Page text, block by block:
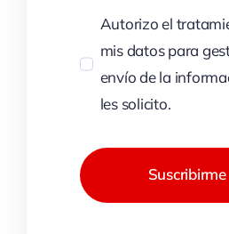
Autorizo el
mis datos para
envío de la
les solicito.
Suscribirme